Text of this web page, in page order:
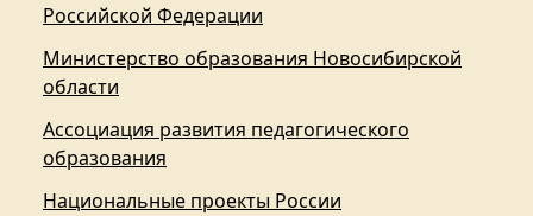
Российской Федерации
Министерство образования Новосибирской
области
Ассоциация развития педагогического
образования
Национальные проекты России